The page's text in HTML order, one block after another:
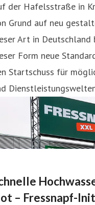
der Hafelsstraße in
Grund auf neu
Art in Deutschland
Form neue
Startschuss für
– Fressnapf-